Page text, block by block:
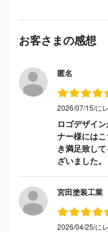
お客さまの感想
匿名
2026/07/15/に
ロゴデザイ
ナー様には
き満足致し
ざいました。
宮田塗装工業
2026/04/25/に